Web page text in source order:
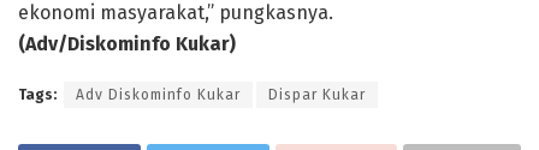
ekonomi masyarakat,” pungkasnya.
(Adv/Diskominfo Kukar)
Tags: Adv Diskominfo Kukar Dispar Kukar